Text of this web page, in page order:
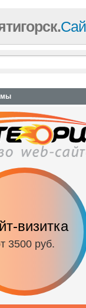
визитка
3500 руб.